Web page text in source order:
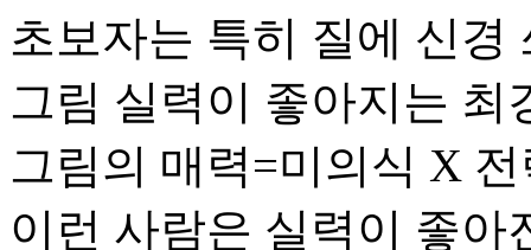
초보자는 특히 질에 신경
그림 실력이 좋아지는 최
그림의 매력=미의식 X
이런 사람은 실력이 좋아